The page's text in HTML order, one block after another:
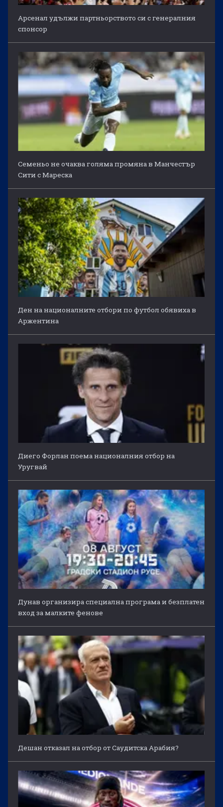
Арсенал удължи партньорството си с генералния
спонсор
Семеньо не очаква голяма промяна в Манчестър
Сити с Мареска
Ден на националните отбори по футбол обявиха в
Аржентина
Диего Форлан поема националния отбор на
Уругвай
Дунав организира специална програма и безплатен
вход за малките фенове
Дешан отказал на отбор от Саудитска Арабия?